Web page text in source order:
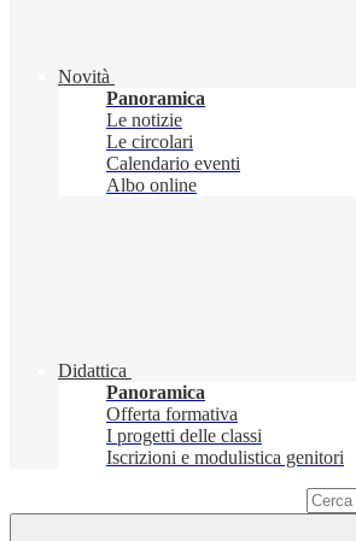
Novità
Panoramica
Le notizie
Le circolari
Calendario eventi
Albo online
Didattica
Panoramica
Offerta formativa
I progetti delle classi
Iscrizioni e modulistica genitori